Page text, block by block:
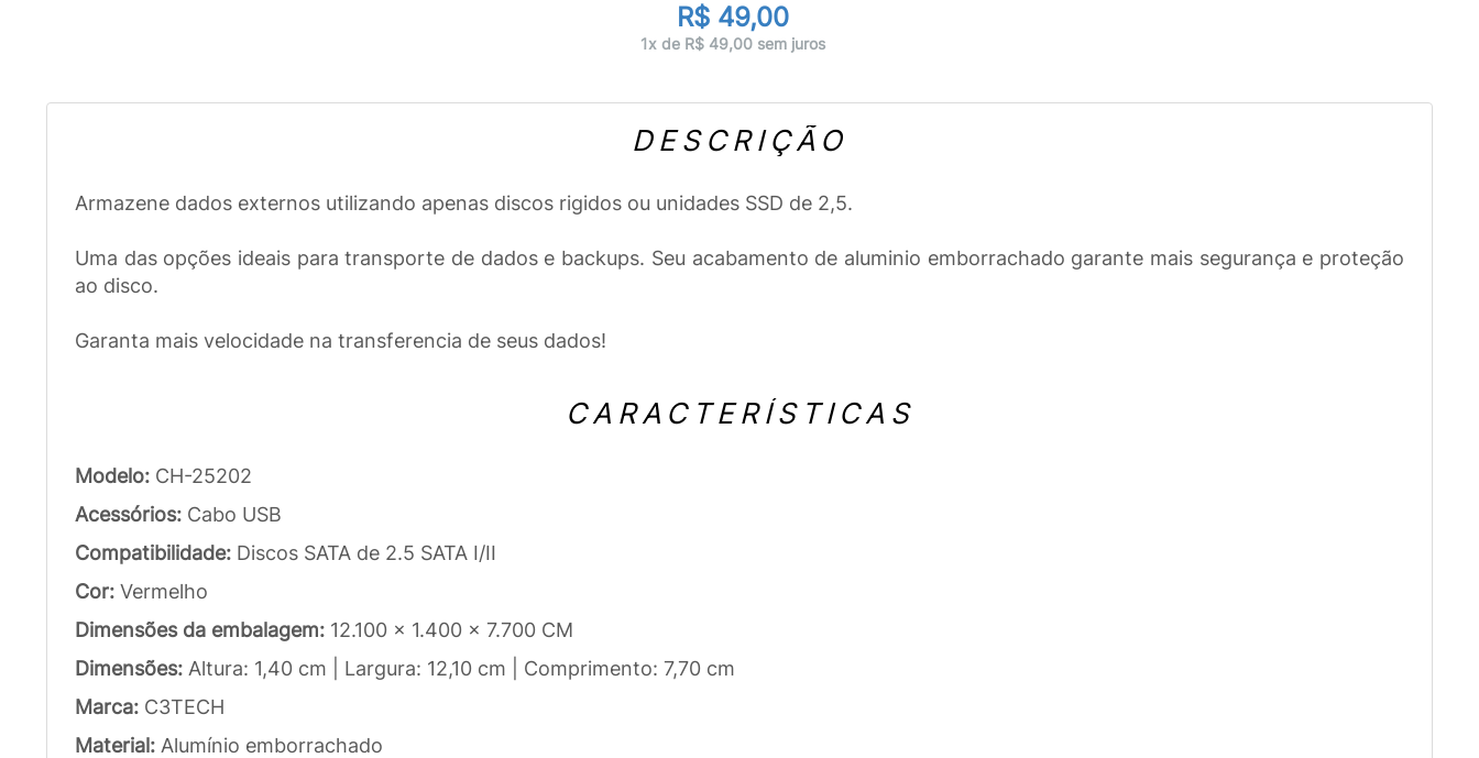
R$ 49,00
1x de R$ 49,00 sem juros
DESCRIÇÃO
Armazene dados externos utilizando apenas discos rigidos ou unidades SSD de 2,5.
Uma das opções ideais para transporte de dados e backups. Seu acabamento de aluminio emborrachado garante mais segurança e proteção
ao disco.
Garanta mais velocidade na transferencia de seus dados!
CARACTERÍSTICAS
Modelo: CH-25202
Acessórios: Cabo USB
Compatibilidade: Discos SATA de 2.5 SATA I/II
Cor: Vermelho
Dimensões da embalagem: 12.100 x 1.400 x 7.700 CM
Dimensões: Altura: 1,40 cm | Largura: 12,10 cm | Comprimento: 7,70 cm
Marca: C3TECH
Material: Alumínio emborrachado